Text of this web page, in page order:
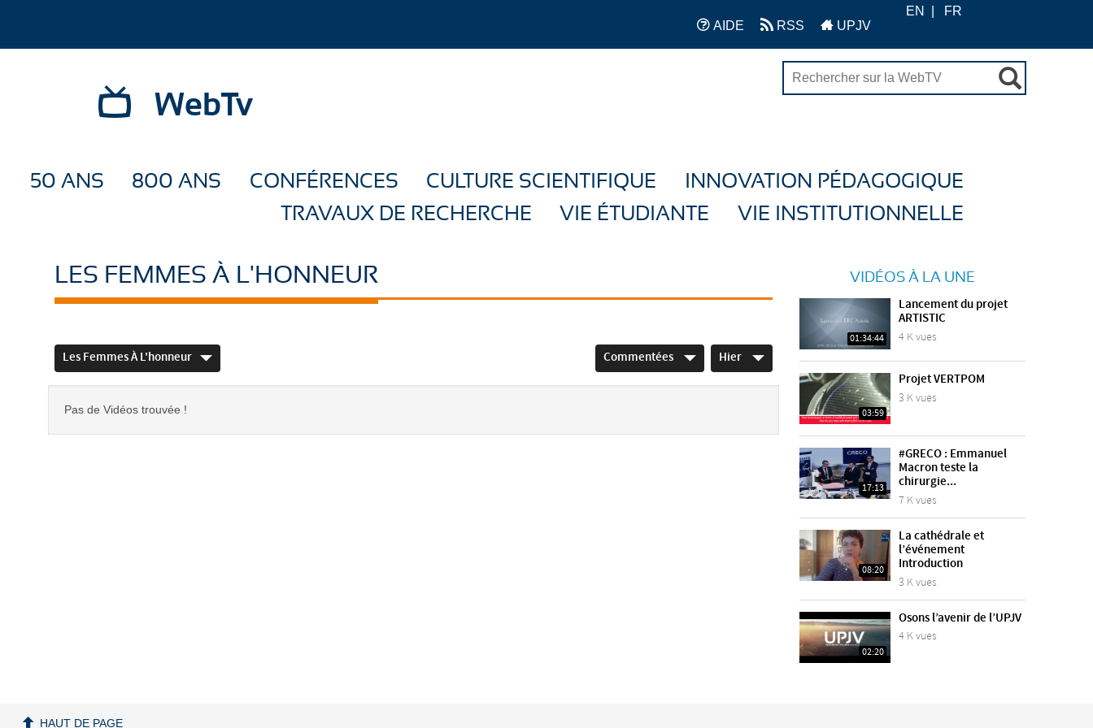
AIDE RSS UPJV
EN FR
WebTv
50 ANS 800 ANS CONFÉRENCES CULTURE SCIENTIFIQUE
INNOVATION PÉDAGOGIQUE
TRAVAUX DE RECHERCHE
VIE ÉTUDIANTE VIE INSTITUTIONNELLE
LES FEMMES À L'HONNEUR
Les Femmes À L'honneur Commentées Hier
Pas de Vidéos trouvée !
VIDÉOS À LA UNE
01:34:44
Lancement du projet
ARTISTIC
4 K vues
03:59
Projet VERTPOM
3 K vues
17:13
#GRECO : Emmanuel
Macron teste la
chirurgie...
7 K vues
08:20
La cathédrale et
l’événement
Introduction
3 K vues
02:20
Osons l’avenir de l’UPJV
4 K vues
HAUT DE PAGE